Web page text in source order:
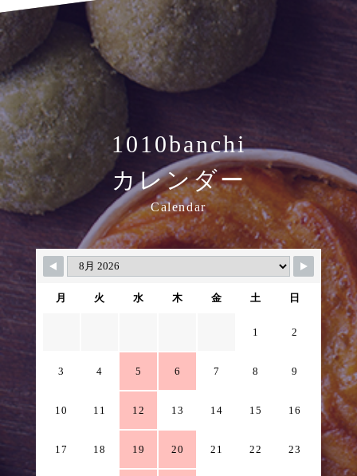
1010banchi
カレンダー
Calendar
月 火 水 木 金 土 日
1 2
3 4 5 6 7 8 9
10 11 12 13 14 15 16
17 18 19 20 21 22 23